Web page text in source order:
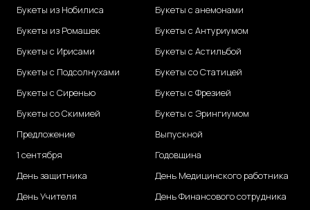
Букеты из Нобилиса
Букеты из Ромашек
Букеты с Ирисами
Букеты с Подсолнухами
Букеты с Сиренью
Букеты со Скимией
Предложение
1 сентября
День защитника
День Учителя
Букеты с анемонами
Букеты с Антуриумом
Букеты с Астильбой
Букеты со Статицей
Букеты с Фрезией
Букеты с Эрингиумом
Выпускной
Годовщина
День Медицинского работника
День Финансового сотрудника